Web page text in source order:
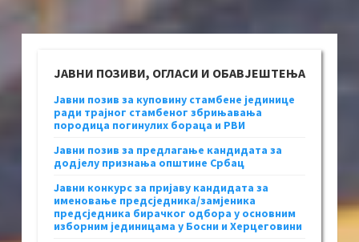
ЈАВНИ ПОЗИВИ, ОГЛАСИ И ОБАВЈЕШТЕЊА
Јавни позив за куповину стамбене јединице
ради трајног стамбеног збрињавања
породица погинулих бораца и РВИ
Јавни позив за предлагање кандидата за
додјелу признања општине Србац
Јавни конкурс за пријаву кандидата за
именовање предсједника/замјеника
предсједника бирачког одбора у основним
изборним јединицама у Босни и Херцеговини